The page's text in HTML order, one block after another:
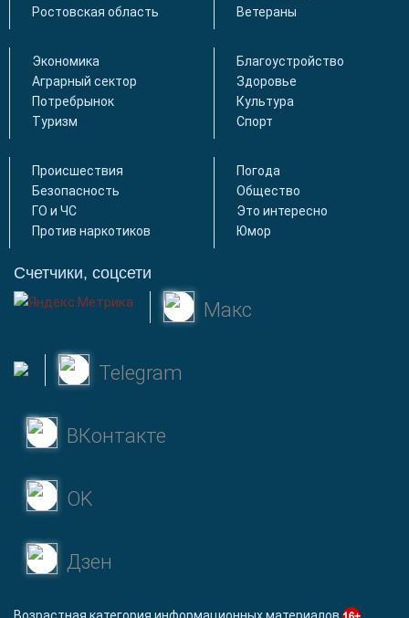
Ростовская область
Ветераны
Экономика
Аграрный сектор
Потребрынок
Туризм
Благоустройство
Здоровье
Культура
Спорт
Происшествия
Безопасность
ГО и ЧС
Против наркотиков
Погода
Общество
Это интересно
Юмор
Счетчики, соцсети
Макс
Telegram
ВКонтакте
OK
Дзен